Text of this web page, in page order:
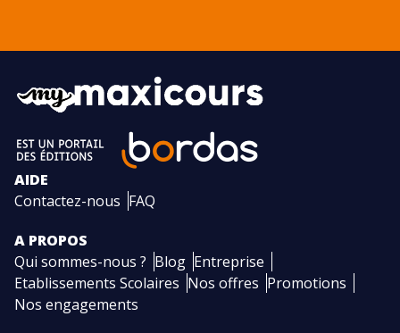
AIDE
Contactez-nous FAQ
A PROPOS
Qui sommes-nous ? Blog Entreprise
Etablissements Scolaires Nos offres Promotions
Nos engagements